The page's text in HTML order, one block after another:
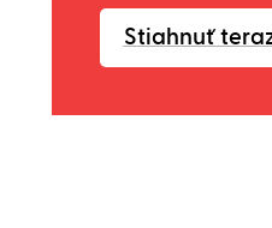
Stiahnuť